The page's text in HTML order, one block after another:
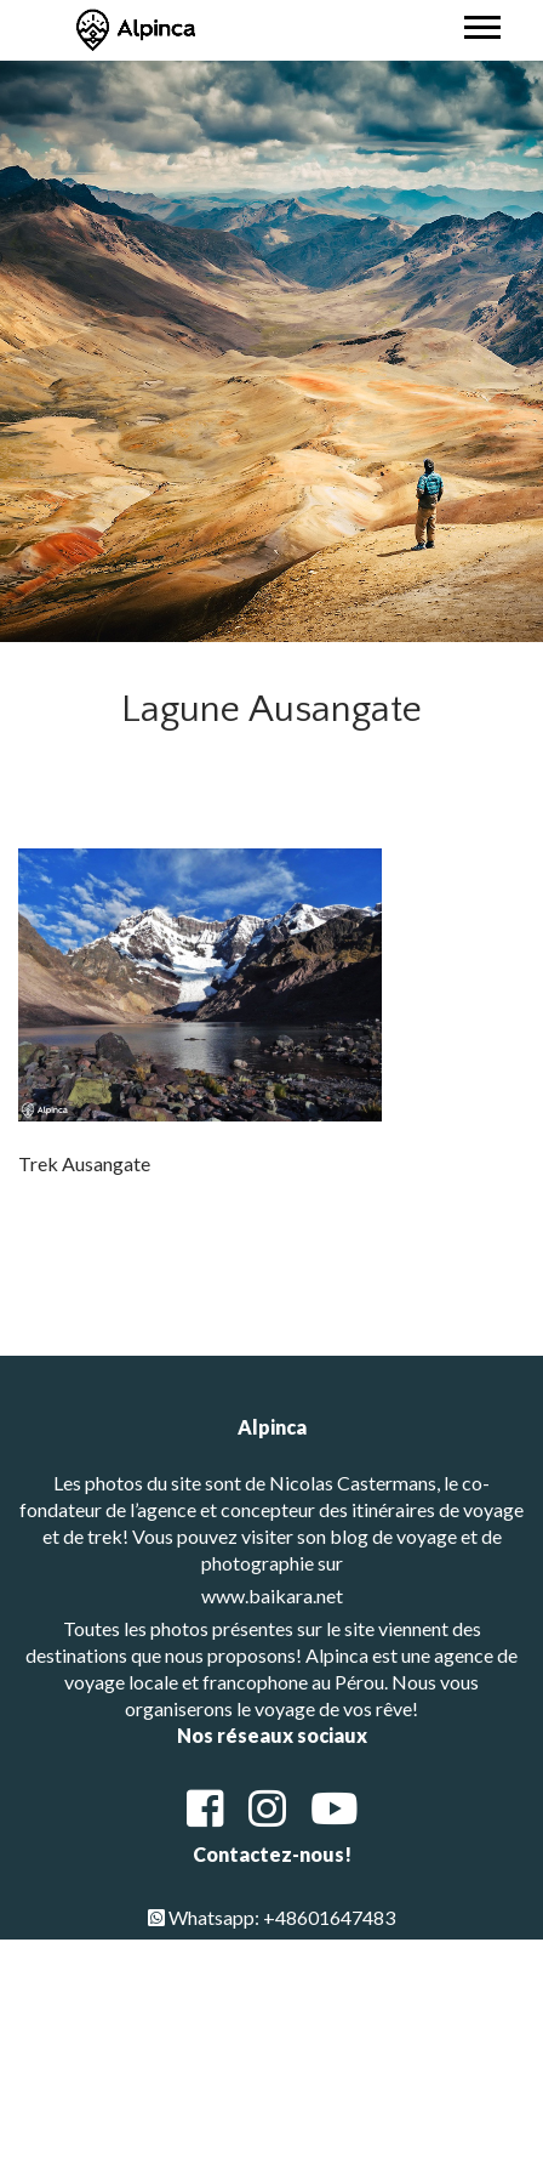
Lagune Ausangate
Trek Ausangate
Alpinca
Les photos du site sont de Nicolas Castermans, le co-
fondateur de l’agence et concepteur des itinéraires de voyage
et de trek! Vous pouvez visiter son blog de voyage et de
photographie sur
www.baikara.net
Toutes les photos présentes sur le site viennent des
destinations que nous proposons! Alpinca est une agence de
voyage locale et francophone au Pérou. Nous vous
organiserons le voyage de vos rêve!
Nos réseaux sociaux
Contactez-nous!
Whatsapp: +48601647483